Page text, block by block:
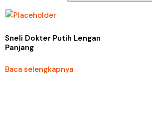
Sneli Dokter Putih Lengan
Panjang
Baca selengkapnya